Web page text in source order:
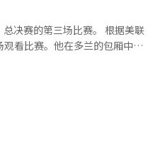
练时并没有展现出太多，但当
像被打了个措手不及”。“泰九
气质，但我觉得泰九前辈才是
这里眨眼，但在说唱部分却眨
那是很奇怪的。但我想我还是
”（严泰九）强东昊以第一代偶
则以各自的方式填补了尚九的
薯片是七十一便利店与SK
进行语言游戏。七十一便利店
”并补充道：“在库存消耗完毕
存的门店（考虑到杰森·黄的
的桌上摆放了海特真露的特拉
场点外卖享用BBQ的“脆皮无骨
属。BBQ总部的员工也在现场
第三场比赛。 根据美联
看比赛。他在多兰的包厢中观
议他们提前至少两个小时到